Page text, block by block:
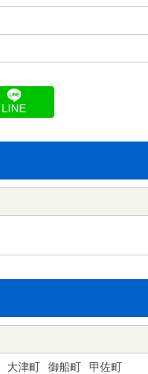
LINE
大津町 御船町 甲佐町